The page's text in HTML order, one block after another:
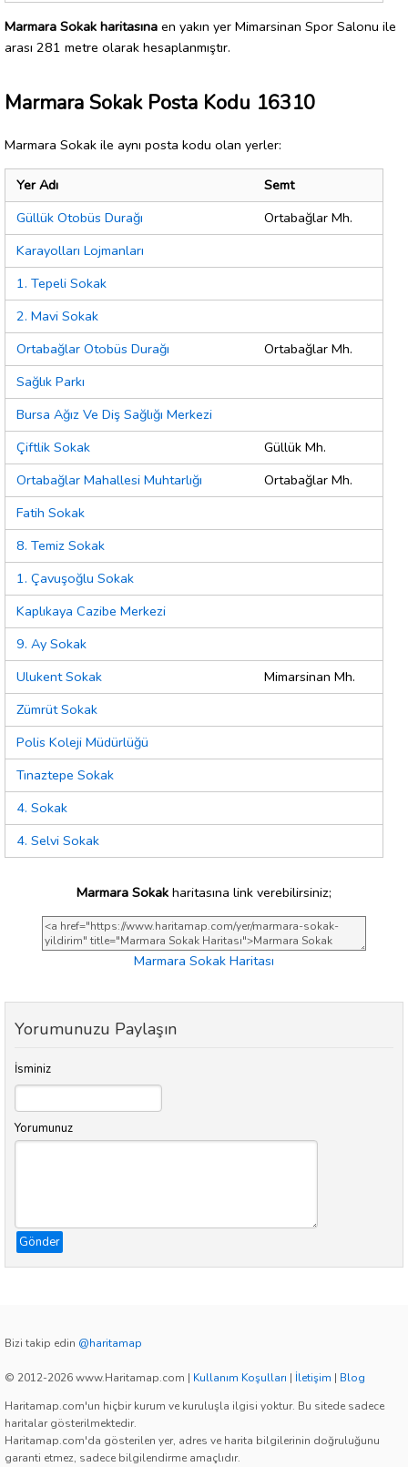
Marmara Sokak haritasına en yakın yer Mimarsinan Spor Salonu ile
arası 281 metre olarak hesaplanmıştır.
Marmara Sokak Posta Kodu 16310
Marmara Sokak ile aynı posta kodu olan yerler:
Yer Adı
Semt
Güllük Otobüs Durağı
Ortabağlar Mh.
Karayolları Lojmanları
1. Tepeli Sokak
2. Mavi Sokak
Ortabağlar Otobüs Durağı
Ortabağlar Mh.
Sağlık Parkı
Bursa Ağız Ve Diş Sağlığı Merkezi
Çiftlik Sokak
Güllük Mh.
Ortabağlar Mahallesi Muhtarlığı
Ortabağlar Mh.
Fatih Sokak
8. Temiz Sokak
1. Çavuşoğlu Sokak
Kaplıkaya Cazibe Merkezi
9. Ay Sokak
Ulukent Sokak
Mimarsinan Mh.
Zümrüt Sokak
Polis Koleji Müdürlüğü
Tınaztepe Sokak
4. Sokak
4. Selvi Sokak
Marmara Sokak haritasına link verebilirsiniz;
Marmara Sokak Haritası
Yorumunuzu Paylaşın
İsminiz
Yorumunuz
Gönder
Bizi takip edin @haritamap
© 2012-2026 www.Haritamap.com | Kullanım Koşulları | İletişim | Blog
Haritamap.com'un hiçbir kurum ve kuruluşla ilgisi yoktur. Bu sitede sadece
haritalar gösterilmektedir.
Haritamap.com'da gösterilen yer, adres ve harita bilgilerinin doğruluğunu
garanti etmez, sadece bilgilendirme amaçlıdır.